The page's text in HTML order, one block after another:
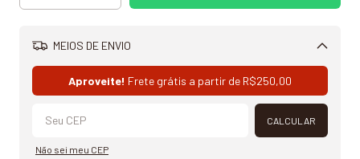
MEIOS DE ENVIO
Aproveite! Frete grátis a partir de R$250,00
CALCULAR
Não sei meu CEP